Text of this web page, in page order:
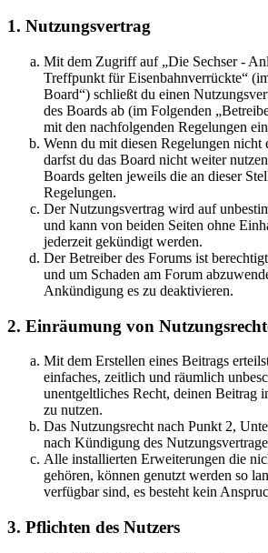
1. Nutzungsvertrag
Mit dem Zugriff auf „Die Sechser -
Treffpunkt für Eisenbahnverrückte“
Board“) schließt du einen
des Boards ab (im Folgenden
mit den nachfolgenden Regelungen
Wenn du mit diesen Regelungen nicht
darfst du das Board nicht weiter
Boards gelten jeweils die an dieser
Regelungen.
Der Nutzungsvertrag wird auf
und kann von beiden Seiten ohne
jederzeit gekündigt werden.
Der Betreiber des Forums ist
und um Schaden am Forum
Ankündigung es zu deaktivieren.
2. Einräumung von
Mit dem Erstellen eines Beitrags
einfaches, zeitlich und räumlich
unentgeltliches Recht, deinen Beitrag
zu nutzen.
Das Nutzungsrecht nach Punkt 2,
nach Kündigung des
Alle installierten Erweiterungen die
gehören, können genutzt werden so
verfügbar sind, es besteht kein
3. Pflichten des Nutzers